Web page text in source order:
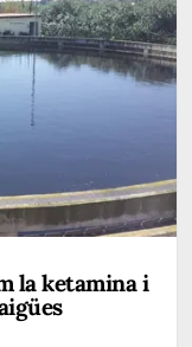
la ketamina i